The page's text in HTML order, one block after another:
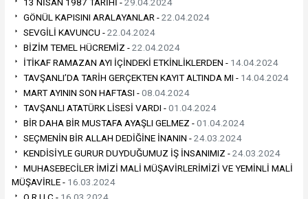
13 NİSAN 1987 TARİHİ -29.04.2024
GÖNÜL KAPISINI ARALAYANLAR -22.04.2024
SEVGİLİ KAVUNCU -22.04.2024
BİZİM TEMEL HÜCREMİZ -22.04.2024
İTİKAF RAMAZAN AYI İÇİNDEKİ ETKİNLİKLERDEN - 14.04.2024
TAVŞANLI’DA TARİH GERÇEKTEN KAYIT ALTINDA MI - 14.04.2024
MART AYININ SON HAFTASI -08.04.2024
TAVŞANLI ATATÜRK LİSESİ VARDI -01.04.2024
BİR DAHA BİR MUSTAFA AYAŞLI GELMEZ -01.04.2024
SEÇMENİN BİR ALLAH DEDİĞİNE İNANIN -24.03.2024
KENDİSİYLE GURUR DUYDUĞUMUZ İŞ İNSANIMIZ -24.03.2024
MUHASEBECİLER İMİZİ MALİ MÜŞAVİRLERİMİZİ VE YEMİNLİ MALİ
MÜŞAVİRLE - 16.03.2024